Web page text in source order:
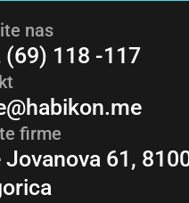
nas
(69) 118 -117
firme
61,